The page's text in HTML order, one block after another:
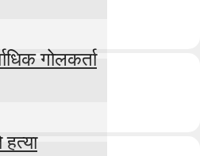
गोलकर्ता
हत्या